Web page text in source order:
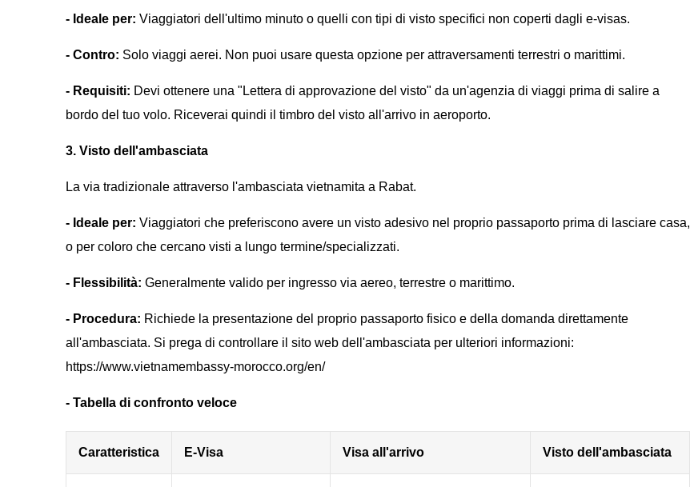
- Ideale per: Viaggiatori dell'ultimo minuto o quelli con tipi di visto specifici non coperti dagli e-visas.
- Contro: Solo viaggi aerei. Non puoi usare questa opzione per attraversamenti terrestri o marittimi.
- Requisiti: Devi ottenere una "Lettera di approvazione del visto" da un'agenzia di viaggi prima di salire a
bordo del tuo volo. Riceverai quindi il timbro del visto all'arrivo in aeroporto.
3. Visto dell'ambasciata
La via tradizionale attraverso l'ambasciata vietnamita a Rabat.
- Ideale per: Viaggiatori che preferiscono avere un visto adesivo nel proprio passaporto prima di lasciare casa,
o per coloro che cercano visti a lungo termine/specializzati.
- Flessibilità: Generalmente valido per ingresso via aereo, terrestre o marittimo.
- Procedura: Richiede la presentazione del proprio passaporto fisico e della domanda direttamente
all'ambasciata. Si prega di controllare il sito web dell'ambasciata per ulteriori informazioni:
https://www.vietnamembassy-morocco.org/en/
- Tabella di confronto veloce
Caratteristica E-Visa Visa all'arrivo Visto dell'ambasciata